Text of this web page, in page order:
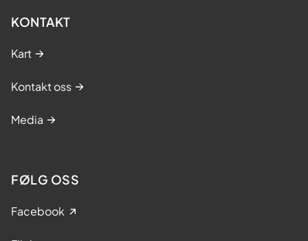
KONTAKT
Kart
Kontakt oss
Media
FØLG OSS
Facebook